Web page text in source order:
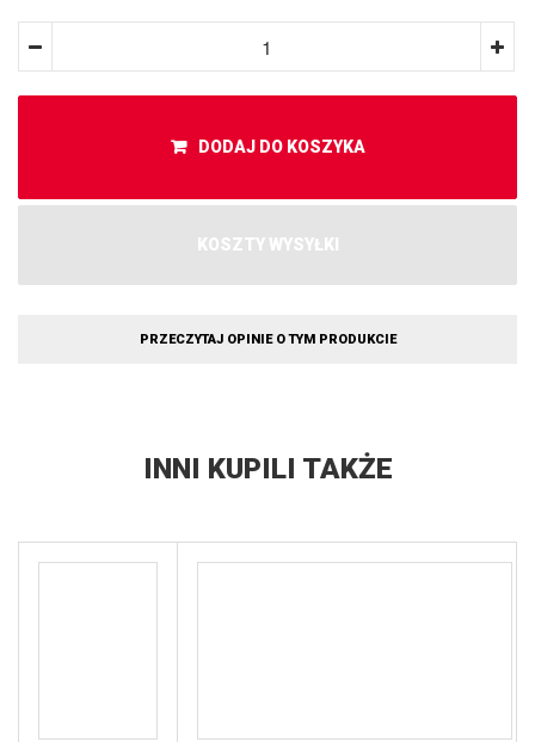
DODAJ DO KOSZYKA
KOSZTY WYSYŁKI
PRZECZYTAJ OPINIE O TYM PRODUKCIE
INNI KUPILI TAKŻE